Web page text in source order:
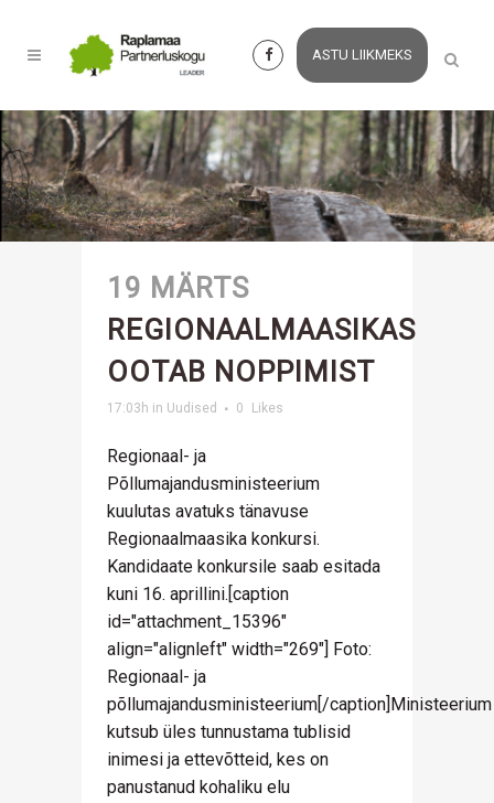
ASTU LIIKMEKS
19 MÄRTS
REGIONAALMAASIKAS
OOTAB NOPPIMIST
17:03h in Uudised 0 Likes
Regionaal- ja
Põllumajandusministeerium
kuulutas avatuks tänavuse
Regionaalmaasika konkursi.
Kandidaate konkursile saab esitada
kuni 16. aprillini.[caption
id="attachment_15396"
align="alignleft" width="269"] Foto:
Regionaal- ja
põllumajandusministeerium[/caption]Ministeerium
kutsub üles tunnustama tublisid
inimesi ja ettevõtteid, kes on
panustanud kohaliku elu